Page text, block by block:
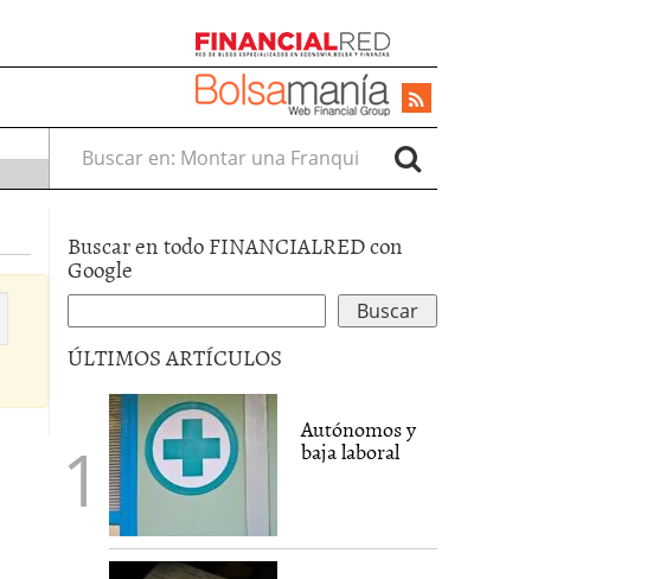
Buscar en:
Buscar en todo FINANCIALRED con
Google
ÚLTIMOS ARTÍCULOS
Autónomos y
baja laboral